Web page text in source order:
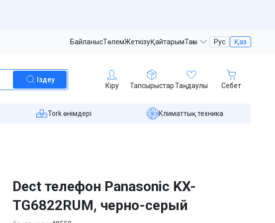
БайланысТөлемЖеткізуҚайтарымТағы Рус Қаз
Іздеу
Кіру ТапсырыстарТаңдаулы Себет
Tork өнімдері Климаттық техника
Dect телефон Panasonic KX-
TG6822RUM, черно-серый